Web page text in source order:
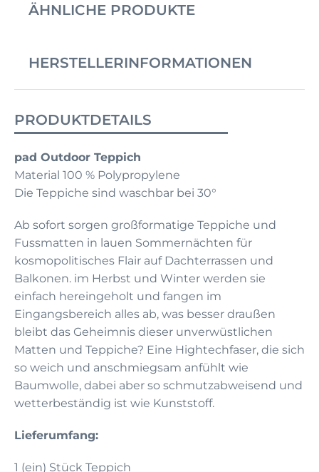
ÄHNLICHE PRODUKTE
HERSTELLERINFORMATIONEN
PRODUKTDETAILS
pad Outdoor Teppich
Material 100 % Polypropylene
Die Teppiche sind waschbar bei 30°
Ab sofort sorgen großformatige Teppiche und
Fussmatten in lauen Sommernächten für
kosmopolitisches Flair auf Dachterrassen und
Balkonen. im Herbst und Winter werden sie
einfach hereingeholt und fangen im
Eingangsbereich alles ab, was besser draußen
bleibt das Geheimnis dieser unverwüstlichen
Matten und Teppiche? Eine Hightechfaser, die sich
so weich und anschmiegsam anfühlt wie
Baumwolle, dabei aber so schmutzabweisend und
wetterbeständig ist wie Kunststoff.
Lieferumfang:
1 (ein) Stück Teppich